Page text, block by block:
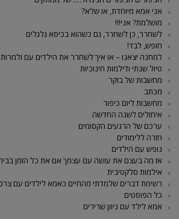
אני אמא מיוחדת, או שלא?
מושלמת? אני!!!
לשחרר, כן לשחרר, גם כשהוא בכיסא גלגלים
חופש, לבד!
למחנה יצאנו – או איך לשחרר את הילדים עם ולמרות
טיול שנתי ודילמות חינוכיות
מחשבות של בוקר
מכתב
מחשבות ליום כיפור
איחולים לשנה החדשה
ערכם של הרגעים הקסומים
חזרה ללימודים
נופש עם הילדים
אז מה בעצם את עושה עם עצמך אם את כל הזמן
אילמות סלקטיבית
רשימת דברים שלמדתי מהחיים כאמא לילדים עם
כל הפוסטים
אמא לילד עם ניוון שרירים